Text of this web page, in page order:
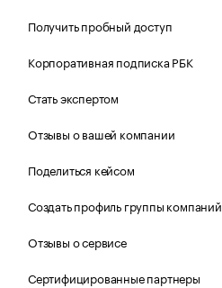
Получить пробный доступ
Корпоративная подписка РБК
Стать экспертом
Отзывы о вашей компании
Поделиться кейсом
Создать профиль группы компаний
Отзывы о сервисе
Сертифицированные партнеры